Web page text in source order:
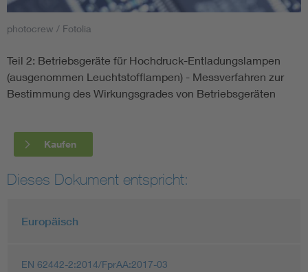
Smart Cities
DKE Fachinformationen im Kontext der Normung
Blitzschutz: DIN EN 62305 in der Übersicht
Circular Economy für mehr Ressourceneffizienz
Cybersecurity in der Industrieautomatisierung
DIN VDE 0100 für sichere Elektroinstallationen
Elektrofachkraft (EFK)
photocrew / Fotolia
Teil 2: Betriebsgeräte für Hochdruck-Entladungslampen
(ausgenommen Leuchtstofflampen) - Messverfahren zur
Bestimmung des Wirkungsgrades von Betriebsgeräten
Kaufen
Dieses Dokument entspricht:
Europäisch
EN 62442-2:2014/FprAA:2017-03